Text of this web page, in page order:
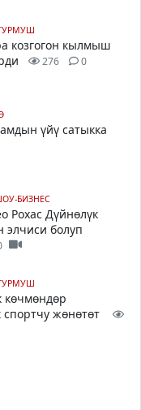
козгогон кылмыш
276 0
үйү сатыкка
БИЗНЕС
Рохас Дүйнөлүк
болуп
көчмөндөр
жөнөтөт